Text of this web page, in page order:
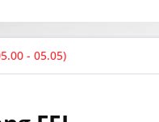
- 05.05)